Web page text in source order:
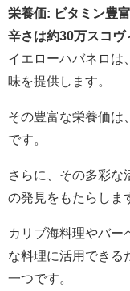
栄養価: ビタミン豊
辛さは約30万スコヴ
イエローハバネロは
味を提供します。
その豊富な栄養価は
です。
さらに、その多彩な
の発見をもたらしま
カリブ海料理やバー
な料理に活用できる
一つです。